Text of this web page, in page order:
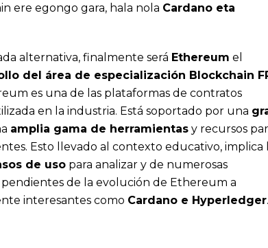
ere egongo gara, hala nola Cardano eta
alternativa, finalmente será Ethereum el
del área de especialización Blockchain
es una de las plataformas de contratos
en la industria. Está soportado por una
amplia gama de herramientas y recursos
Esto llevado al contexto educativo, implica
de uso para analizar y de numerosas
de la evolución de Ethereum a
interesantes como Cardano e Hyperledger.